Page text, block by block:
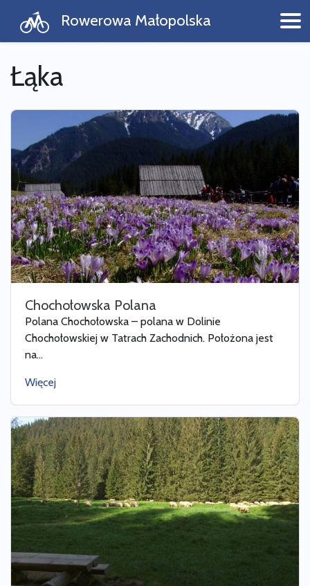
Rowerowa Małopolska
Łąka
Chochołowska Polana
Polana Chochołowska – polana w Dolinie
Chochołowskiej w Tatrach Zachodnich. Położona jest
na...
Więcej